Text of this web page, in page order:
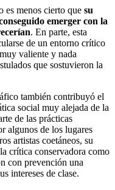
es menos cierto que su
emerger con la
. En parte, esta
de un entorno crítico
valiente y nada
que sostuvieron la
también contribuyó el
social muy alejada de la
de las prácticas
algunos de los lugares
artistas coetáneos, su
crítica conservadora como
con prevención una
intereses de clase.